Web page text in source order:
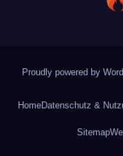
Proudly powered by
HomeDatenschutz &
Sitemap